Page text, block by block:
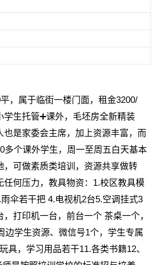
，属于临街一楼门面，租金3200/
生托管➕课外，毛坯房全新精装
也是家委会主席，加上资源丰富，而
多个课外学生，周一至周五白天基本
，可做素质类培训，资源共享做转
何压力，教具物资：1.校区教具模
伞若干把 4.电视机2台5.空调挂式3
打印机一台，前台一个 茶桌一个，
边学生资源、微信号1个，学生专属
具，学习用品若干11.各类书籍12、